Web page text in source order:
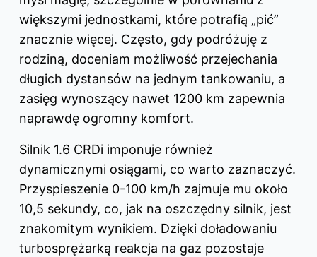
większymi jednostkami, które potrafią „pić”
znacznie więcej. Często, gdy podróżuję z
rodziną, doceniam możliwość przejechania
długich dystansów na jednym tankowaniu, a
zasięg wynoszący nawet 1200 km zapewnia
naprawdę ogromny komfort.
Silnik 1.6 CRDi imponuje również
dynamicznymi osiągami, co warto zaznaczyć.
Przyspieszenie 0-100 km/h zajmuje mu około
10,5 sekundy, co, jak na oszczędny silnik, jest
znakomitym wynikiem. Dzięki doładowaniu
turbosprężarką reakcja na gaz pozostaje